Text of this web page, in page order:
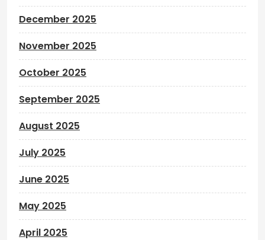
December 2025
November 2025
October 2025
September 2025
August 2025
July 2025
June 2025
May 2025
April 2025